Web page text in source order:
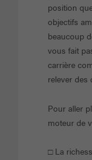
position
objectifs
beaucoup
vous fait
carrière
relever des
Pour aller
moteur de
□ La